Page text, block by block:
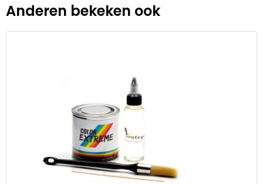
Anderen bekeken ook